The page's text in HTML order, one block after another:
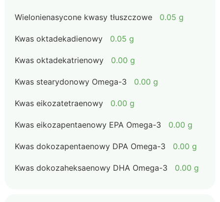
Wielonienasycone kwasy tłuszczowe 0.05 g
Kwas oktadekadienowy 0.05 g
Kwas oktadekatrienowy 0.00 g
Kwas stearydonowy Omega-3 0.00 g
Kwas eikozatetraenowy 0.00 g
Kwas eikozapentaenowy EPA Omega-3 0.00 g
Kwas dokozapentaenowy DPA Omega-3 0.00 g
Kwas dokozaheksaenowy DHA Omega-3 0.00 g